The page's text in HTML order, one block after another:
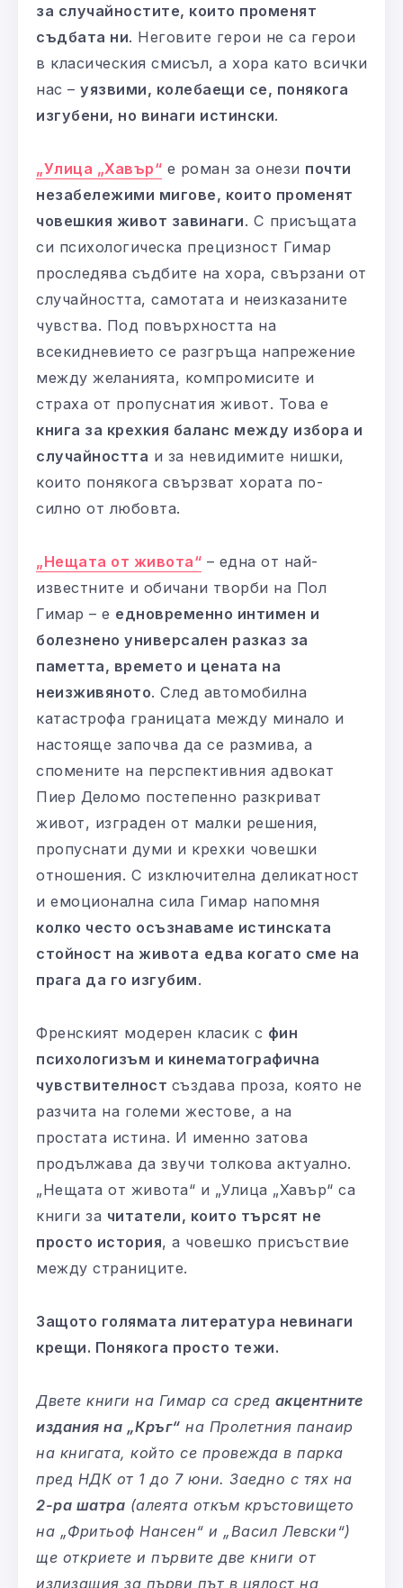
за случайностите, които променят
съдбата ни. Неговите герои не са герои
в класическия смисъл, а хора като всички
нас – уязвими, колебаещи се, понякога
изгубени, но винаги истински.
„Улица „Хавър“ е роман за онези почти
незабележими мигове, които променят
човешкия живот завинаги. С присъщата
си психологическа прецизност Гимар
проследява съдбите на хора, свързани от
случайността, самотата и неизказаните
чувства. Под повърхността на
всекидневието се разгръща напрежение
между желанията, компромисите и
страха от пропуснатия живот. Това е
книга за крехкия баланс между избора и
случайността и за невидимите нишки,
които понякога свързват хората по-
силно от любовта.
„Нещата от живота“ – една от най-
известните и обичани творби на Пол
Гимар – е едновременно интимен и
болезнено универсален разказ за
паметта, времето и цената на
неизживяното. След автомобилна
катастрофа границата между минало и
настояще започва да се размива, а
спомените на перспективния адвокат
Пиер Деломо постепенно разкриват
живот, изграден от малки решения,
пропуснати думи и крехки човешки
отношения. С изключителна деликатност
и емоционална сила Гимар напомня
колко често осъзнаваме истинската
стойност на живота едва когато сме на
прага да го изгубим.
Френският модерен класик с фин
психологизъм и кинематографична
чувствителност създава проза, която не
разчита на големи жестове, а на
простата истина. И именно затова
продължава да звучи толкова актуално.
„Нещата от живота“ и „Улица „Хавър“ са
книги за читатели, които търсят не
просто история, а човешко присъствие
между страниците.
Защото голямата литература невинаги
крещи. Понякога просто тежи.
Двете книги на Гимар са сред акцентните
издания на „Кръг“ на Пролетния панаир
на книгата, който се провежда в парка
пред НДК от 1 до 7 юни. Заедно с тях на
2-ра шатра (алеята откъм кръстовището
на „Фритьоф Нансен“ и „Васил Левски“)
ще откриете и първите две книги от
излизащия за първи път в цялост на